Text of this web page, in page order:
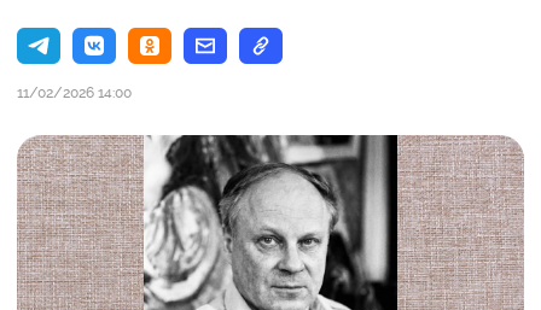
11/02/2026 14:00